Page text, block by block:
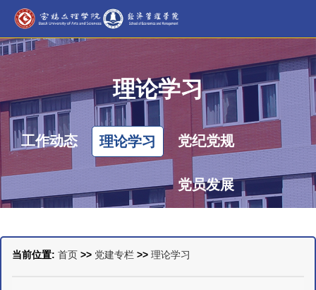
理论学习
工作动态 理论学习 党纪党规
党员发展
当前位置: 首页 >> 党建专栏 >> 理论学习